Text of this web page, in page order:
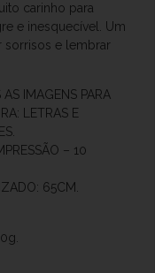
carinho para
e inesquecível. Um
sorrisos e lembrar
IMAGENS PARA
LETRAS E
– 10
65CM.